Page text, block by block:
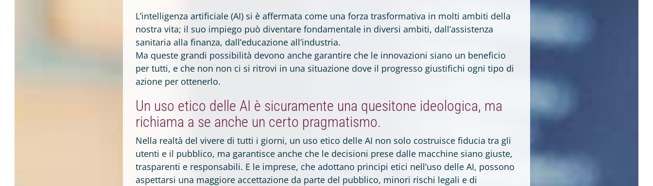
L’intelligenza artificiale (AI) si è affermata come una forza trasformativa in molti ambiti della
nostra vita; il suo impiego può diventare fondamentale in diversi ambiti, dall’assistenza
sanitaria alla finanza, dall’educazione all’industria.
Ma queste grandi possibilità devono anche garantire che le innovazioni siano un beneficio
per tutti, e che non non ci si ritrovi in una situazione dove il progresso giustifichi ogni tipo di
azione per ottenerlo.
Un uso etico delle AI è sicuramente una quesitone ideologica, ma
richiama a se anche un certo pragmatismo.
Nella realtà del vivere di tutti i giorni, un uso etico delle AI non solo costruisce fiducia tra gli
utenti e il pubblico, ma garantisce anche che le decisioni prese dalle macchine siano giuste,
trasparenti e responsabili. E le imprese, che adottano principi etici nell’uso delle AI, possono
aspettarsi una maggiore accettazione da parte del pubblico, minori rischi legali e di